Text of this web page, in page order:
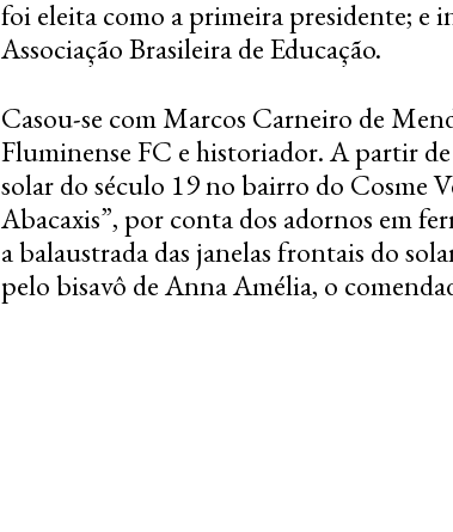
foi eleita como a primeira presidente; e
Associação Brasileira de Educação.
Casou-se com Marcos Carneiro de
Fluminense FC e historiador. A partir
solar do século 19 no bairro do Cosme
Abacaxis”, por conta dos adornos em
a balaustrada das janelas frontais do
pelo bisavô de Anna Amélia, o